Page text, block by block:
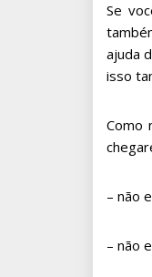
Se
ajuda
isso
Como
– não
– não